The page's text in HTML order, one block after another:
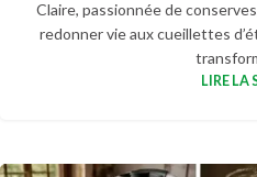
Claire, passionnée de
redonner vie aux cueillettes
LIRE LA